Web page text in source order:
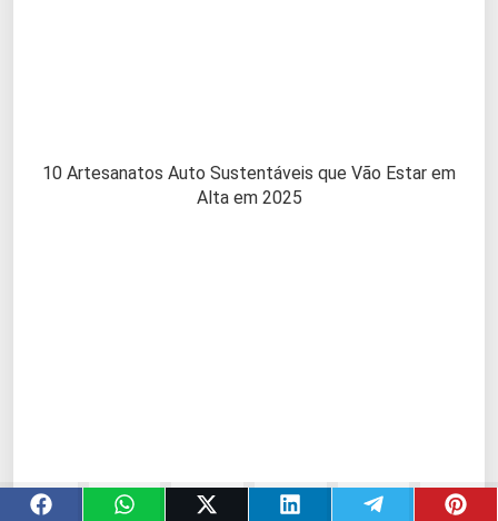
10 Artesanatos Auto Sustentáveis que Vão Estar em
Alta em 2025